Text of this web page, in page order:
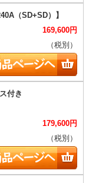
169,600円
（税別）
179,600円
（税別）